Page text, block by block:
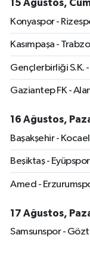
15 Ağustos,
Konyaspor -
Kasımpaşa -
Gençlerbirliği S.K.
Gaziantep FK -
16 Ağustos,
Başakşehir -
Beşiktaş - Eyüpspor
Amed -
17 Ağustos,
Samsunspor -